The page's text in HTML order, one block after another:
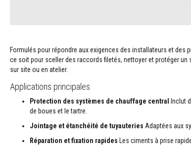
tressés
d’étanchéité
Formulés pour répondre aux exigences des installateurs et
ce soit pour sceller des raccords filetés, nettoyer et protéger
sur site ou en atelier.
Applications principales
Protection des systèmes de chauffage central
Inclut
de boues et le tartre.
Jointage et étanchéité de tuyauteries Adaptées aux
Réparation et fixation rapides Les ciments à prise